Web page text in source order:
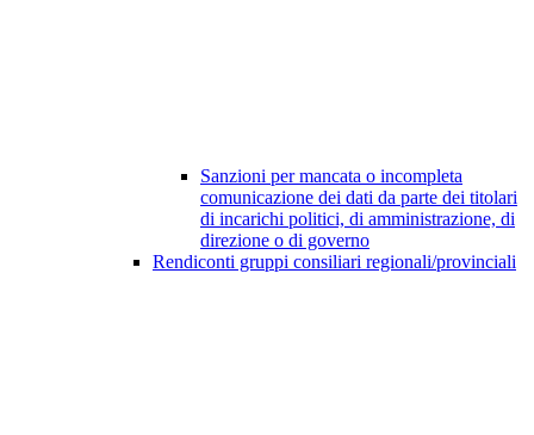
Sanzioni per mancata o incompleta
comunicazione dei dati da parte dei titolari
di incarichi politici, di amministrazione, di
direzione o di governo
Rendiconti gruppi consiliari regionali/provinciali